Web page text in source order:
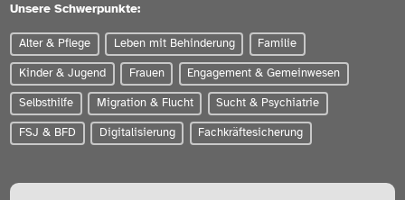
Unsere Schwerpunkte:
Alter & Pflege Leben mit Behinderung Familie
Kinder & Jugend Frauen Engagement & Gemeinwesen
Selbsthilfe Migration & Flucht Sucht & Psychiatrie
FSJ & BFD Digitalisierung Fachkräftesicherung